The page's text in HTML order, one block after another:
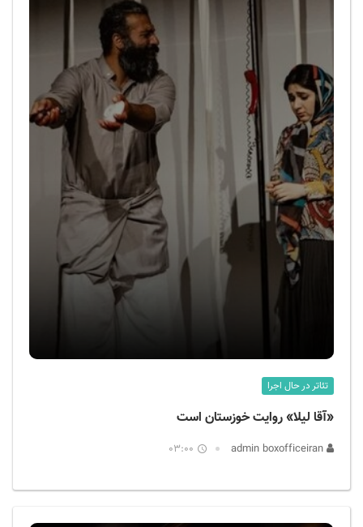
تئاتر در حال اجرا
«آقا لیلا» روایت خوزستان است
03:00